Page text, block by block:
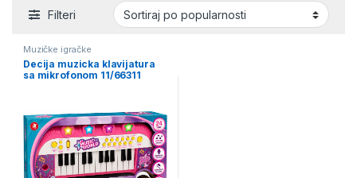
Filteri
Muzičke igračke
Decija muzicka klavijatura
sa mikrofonom 11/66311